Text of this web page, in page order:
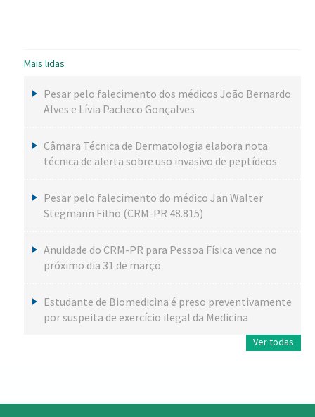
Mais lidas
Pesar pelo falecimento dos médicos João Bernardo
Alves e Lívia Pacheco Gonçalves
Câmara Técnica de Dermatologia elabora nota
técnica de alerta sobre uso invasivo de peptídeos
Pesar pelo falecimento do médico Jan Walter
Stegmann Filho (CRM-PR 48.815)
Anuidade do CRM-PR para Pessoa Física vence no
próximo dia 31 de março
Estudante de Biomedicina é preso preventivamente
por suspeita de exercício ilegal da Medicina
Ver todas